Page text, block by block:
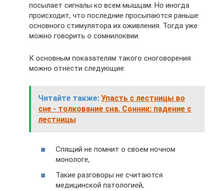
посылает сигналы ко всем мышцам. Но иногда
происходит, что последние просыпаются раньше
основного стимулятора их оживления. Тогда уже
можно говорить о сомнилоквии.
К основным показателям такого сноговорения
можно отнести следующие:
Читайте также: Упасть с лестницы во
сне - толкование сна. Сонник: падение с
лестницы
Спящий не помнит о своем ночном
монологе,
Такие разговоры не считаются
медицинской патологией,